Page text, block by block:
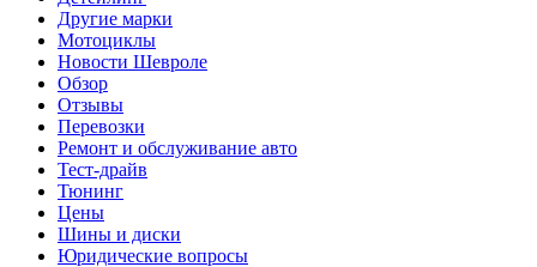
Другие марки
Мотоциклы
Новости Шевроле
Обзор
Отзывы
Перевозки
Ремонт и обслуживание авто
Тест-драйв
Тюнинг
Цены
Шины и диски
Юридические вопросы